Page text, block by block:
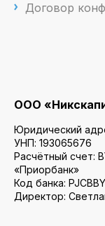
Договор
ООО
Юридический
УНП: 193065676
Расчётный счет:
«Приорбанк»
Код банка:
Директор: